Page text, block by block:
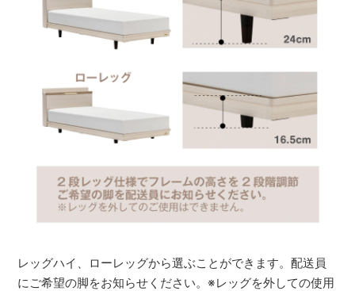
レッグハイ、ローレッグから選ぶことができます。配送員
にご希望の脚をお知らせください。※レッグを外しての使用